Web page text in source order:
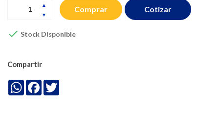
Comprar
 Stock Disponible
Cotizar
Compartir
WhatsApp
Facebook